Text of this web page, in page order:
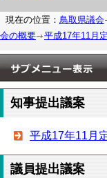
現在の位置： 鳥取県議会
会の概要
平成17年11月
知事提出議案
平成17年11月
議員提出議案